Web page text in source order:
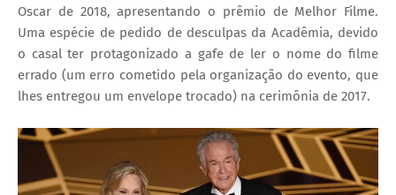
Oscar de 2018, apresentando o prêmio de Melhor Filme.
Uma espécie de pedido de desculpas da Acadêmia, devido
o casal ter protagonizado a gafe de ler o nome do filme
errado (um erro cometido pela organização do evento, que
lhes entregou um envelope trocado) na cerimônia de 2017.